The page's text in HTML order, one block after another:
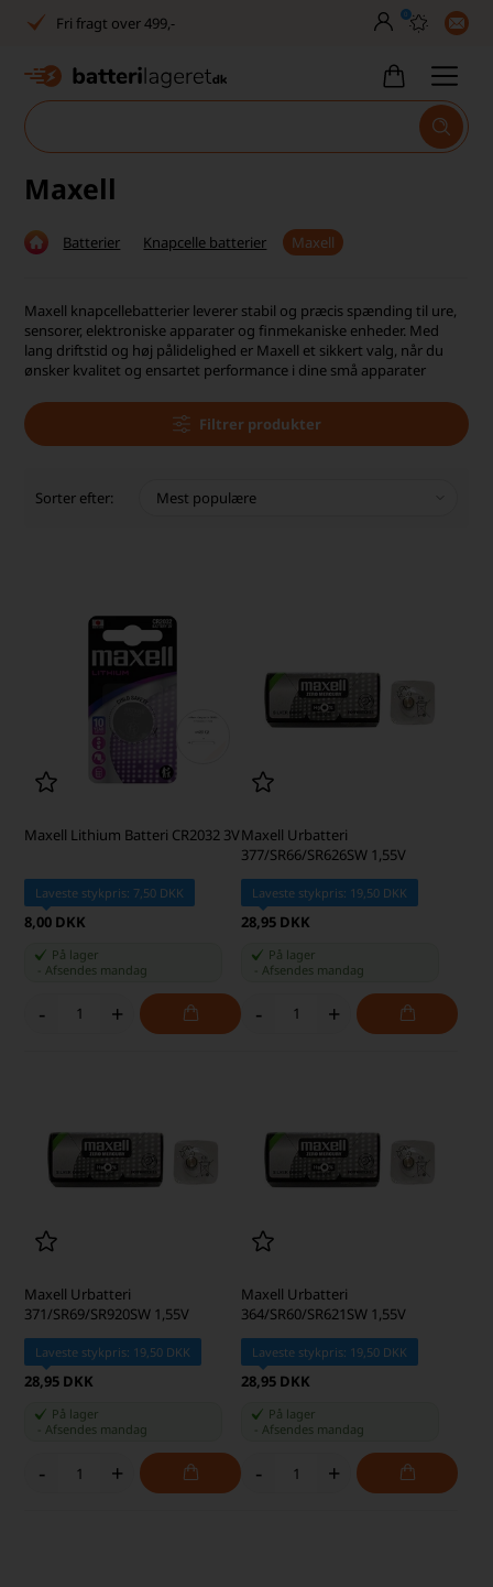
Dansk lager
30 dages returret
Fri fragt over 499,-
Dansk lager
30 dages returret
0
Maxell
Batterier Knapcelle batterier Maxell
Maxell knapcellebatterier leverer stabil og præcis spænding til ure,
sensorer, elektroniske apparater og finmekaniske enheder. Med
lang driftstid og høj pålidelighed er Maxell et sikkert valg, når du
ønsker kvalitet og ensartet performance i dine små apparater
Filtrer produkter
Sorter efter:
Maxell Lithium Batteri CR2032 3V
Laveste stykpris: 7,50 DKK
8,00 DKK
På lager
Afsendes mandag
- +
Maxell Urbatteri
377/SR66/SR626SW 1,55V
Laveste stykpris: 19,50 DKK
28,95 DKK
På lager
Afsendes mandag
- +
Maxell Urbatteri
371/SR69/SR920SW 1,55V
Laveste stykpris: 19,50 DKK
28,95 DKK
På lager
-Afsendes mandag
- +
Maxell Urbatteri
364/SR60/SR621SW 1,55V
Laveste stykpris: 19,50 DKK
28,95 DKK
På lager
Afsendes mandag
- +